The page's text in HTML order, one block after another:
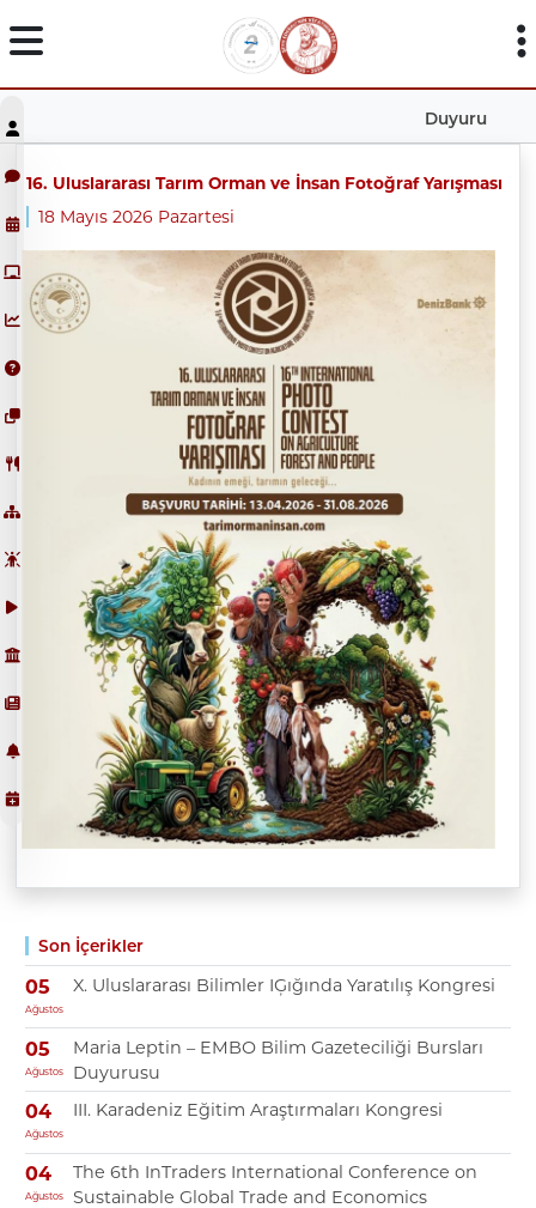
Duyuru
Son İçerikler
05
Ağustos
X. Uluslararası Bilimler IĢığında Yaratılış Kongresi
05
Ağustos
Maria Leptin – EMBO Bilim Gazeteciliği Bursları
Duyurusu
04
Ağustos
III. Karadeniz Eğitim Araştırmaları Kongresi
04
Ağustos
The 6th InTraders International Conference on
Sustainable Global Trade and Economics
16. Uluslararası Tarım Orman ve İnsan Fotoğraf Yarışması
18 Mayıs 2026 Pazartesi